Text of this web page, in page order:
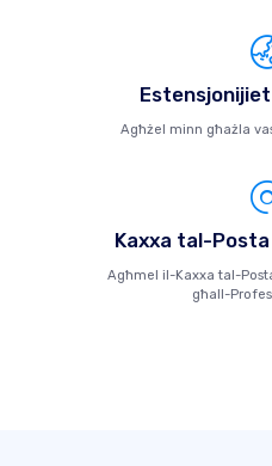
Agħżel minn għażla
Kaxxa tal-
Agħmel il-Kaxxa tal-
għall-